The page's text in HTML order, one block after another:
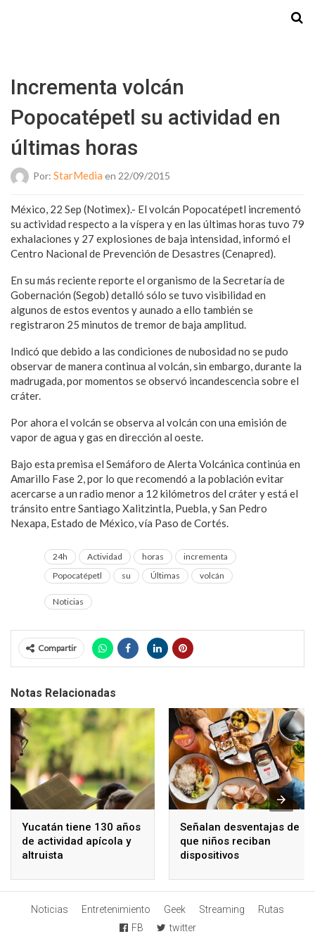
Incrementa volcán
Popocatépetl su actividad en
últimas horas
Por: StarMedia en 22/09/2015
México, 22 Sep (Notimex).- El volcán Popocatépetl incrementó
su actividad respecto a la víspera y en las últimas horas tuvo 79
exhalaciones y 27 explosiones de baja intensidad, informó el
Centro Nacional de Prevención de Desastres (Cenapred).
En su más reciente reporte el organismo de la Secretaría de
Gobernación (Segob) detalló sólo se tuvo visibilidad en
algunos de estos eventos y aunado a ello también se
registraron 25 minutos de tremor de baja amplitud.
Indicó que debido a las condiciones de nubosidad no se pudo
observar de manera continua al volcán, sin embargo, durante la
madrugada, por momentos se observó incandescencia sobre el
cráter.
Por ahora el volcán se observa al volcán con una emisión de
vapor de agua y gas en dirección al oeste.
Bajo esta premisa el Semáforo de Alerta Volcánica continúa en
Amarillo Fase 2, por lo que recomendó a la población evitar
acercarse a un radio menor a 12 kilómetros del cráter y está el
tránsito entre Santiago Xalitzintla, Puebla, y San Pedro
Nexapa, Estado de México, vía Paso de Cortés.
24h Actividad horas
incrementa
Popocatépetl
su Últimas volcán
Noticias
Compartir
Notas Relacionadas
Yucatán tiene 130 años
de actividad apícola y
altruista
Señalan desventajas de
que niños reciban
dispositivos
Noticias Entretenimiento Geek Streaming
Rutas
FB
twitter